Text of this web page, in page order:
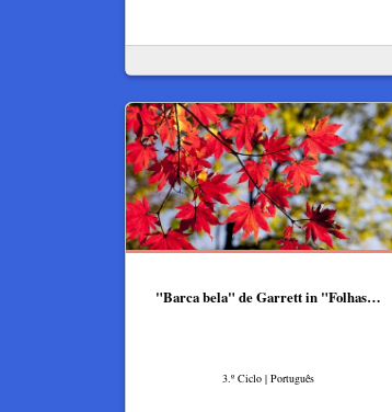
"Barca bela" de Garrett in "Folhas…
3.º Ciclo | Português